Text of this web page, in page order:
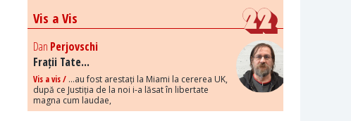
Vis a Vis
Dan Perjovschi
Frații Tate...
Vis a vis / ...au fost arestați la Miami la cererea UK,
după ce Justiția de la noi i-a lăsat în libertate
magna cum laudae,